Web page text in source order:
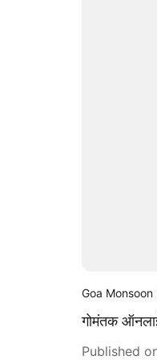
Goa Monsoon
गोमंतक
Published